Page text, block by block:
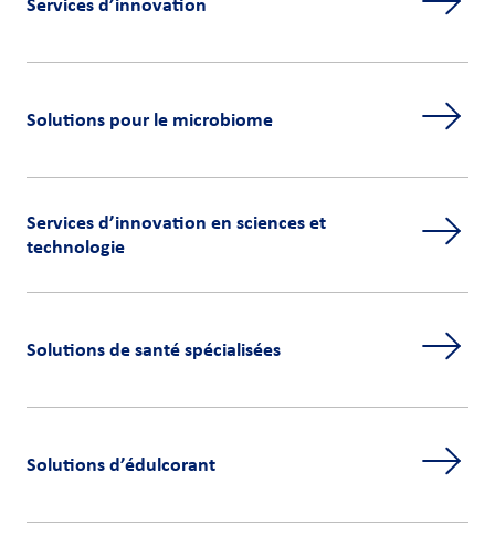
Solutions pour le microbiome
Services d’innovation en sciences et
technologie
Solutions de santé spécialisées
Solutions d’édulcorant